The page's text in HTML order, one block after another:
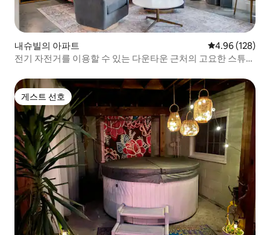
내슈빌의 아파트 평점 4.96점(5
4.96 (128)
전기 자전거를 이용할 수 있는 다운타운 근처의 고요한 스튜디
게스트 선호
게스트 선호